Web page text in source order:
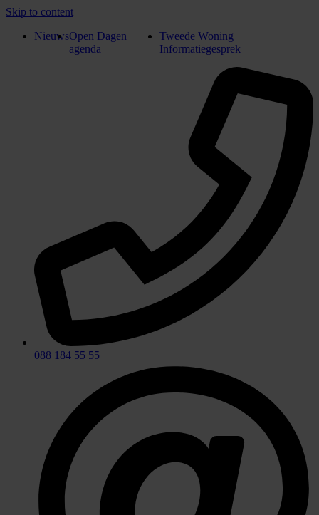
Skip to content
NieuwsOpen Dagen
agenda
Tweede Woning
Informatiegesprek
088 184 55 55